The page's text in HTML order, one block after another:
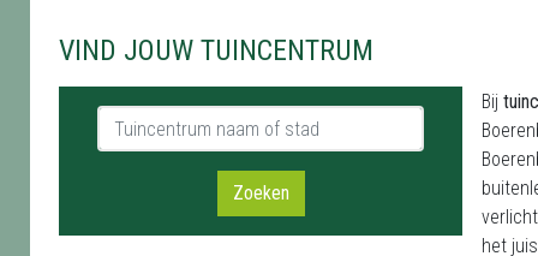
VIND JOUW TUINCENTRUM
Tuincentrum naam of stad
Zoeken
Bij
het